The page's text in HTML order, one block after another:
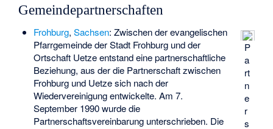
Gemeindepartnerschaften
P
a
rt
n
e
r
s
Frohburg, Sachsen: Zwischen der evangelischen
Pfarrgemeinde der Stadt Frohburg und der
Ortschaft Uetze entstand eine partnerschaftliche
Beziehung, aus der die Partnerschaft zwischen
Frohburg und Uetze sich nach der
Wiedervereinigung entwickelte. Am 7.
September 1990 wurde die
Partnerschaftsvereinbarung unterschrieben. Die